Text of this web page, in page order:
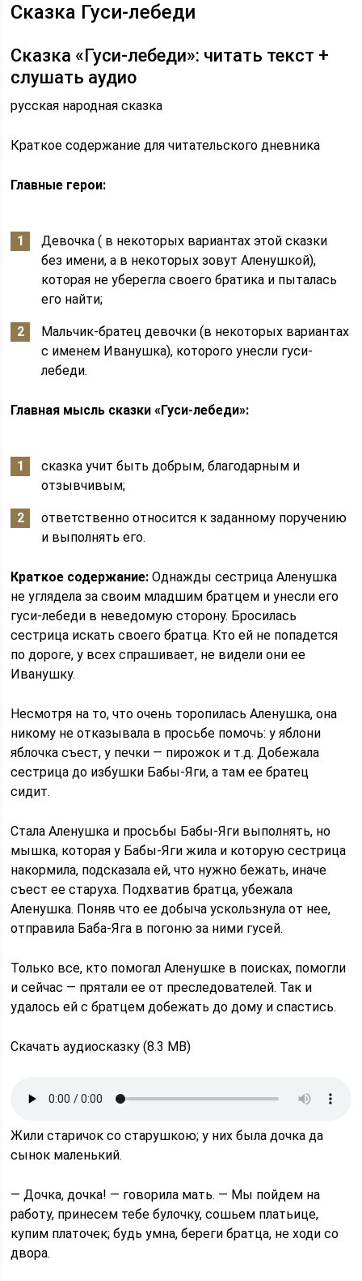
Сказка Гуси-лебеди
Сказка «Гуси-лебеди»: читать текст +
слушать аудио
русская народная сказка
Краткое содержание для читательского дневника
Главные герои:
Девочка ( в некоторых вариантах этой сказки
без имени, а в некоторых зовут Аленушкой),
которая не уберегла своего братика и пыталась
его найти;
Мальчик-братец девочки (в некоторых вариантах
с именем Иванушка), которого унесли гуси-
лебеди.
Главная мысль сказки «Гуси-лебеди»:
сказка учит быть добрым, благодарным и
отзывчивым;
ответственно относится к заданному поручению
и выполнять его.
Краткое содержание: Однажды сестрица Аленушка
не углядела за своим младшим братцем и унесли его
гуси-лебеди в неведомую сторону. Бросилась
сестрица искать своего братца. Кто ей не попадется
по дороге, у всех спрашивает, не видели они ее
Иванушку.
Несмотря на то, что очень торопилась Аленушка, она
никому не отказывала в просьбе помочь: у яблони
яблочка съест, у печки — пирожок и т.д. Добежала
сестрица до избушки Бабы-Яги, а там ее братец
сидит.
Стала Аленушка и просьбы Бабы-Яги выполнять, но
мышка, которая у Бабы-Яги жила и которую сестрица
накормила, подсказала ей, что нужно бежать, иначе
съест ее старуха. Подхватив братца, убежала
Аленушка. Поняв что ее добыча ускользнула от нее,
отправила Баба-Яга в погоню за ними гусей.
Только все, кто помогал Аленушке в поисках, помогли
и сейчас — прятали ее от преследователей. Так и
удалось ей с братцем добежать до дому и спастись.
Скачать аудиосказку (8.3 MB)
Жили старичок со старушкою; у них была дочка да
сынок маленький.
— Дочка, дочка! — говорила мать. — Мы пойдем на
работу, принесем тебе булочку, сошьем платьице,
купим платочек; будь умна, береги братца, не ходи со
двора.